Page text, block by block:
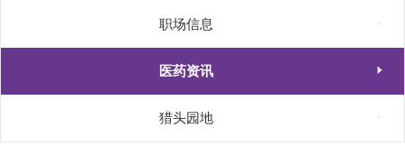
职场信息
医药资讯 
猎头园地